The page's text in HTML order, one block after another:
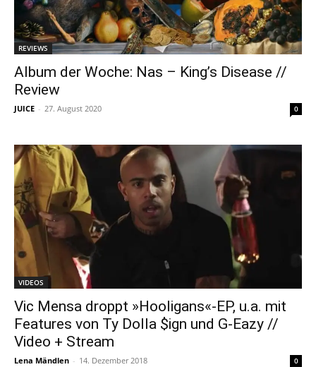
REVIEWS
Album der Woche: Nas – King’s Disease //
Review
JUICE - 27. August 2020 0
VIDEOS
Vic Mensa droppt »Hooligans«-EP, u.a. mit
Features von Ty Dolla $ign und G-Eazy //
Video + Stream
Lena Mändlen - 14. Dezember 2018 0